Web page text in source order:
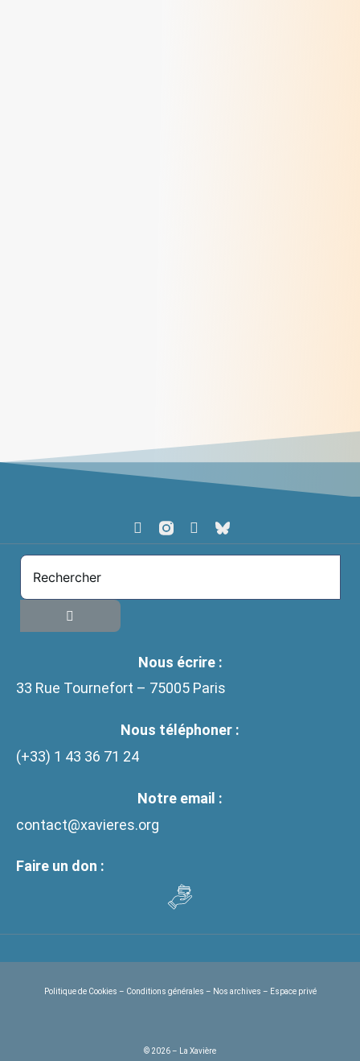
Nous écrire :
33 Rue Tournefort – 75005 Paris
Nous téléphoner :
(+33) 1 43 36 71 24
Notre email :
contact@xavieres.org
Faire un don :
Politique de Cookies – Conditions générales – Nos archives – Espace privé
© 2026 – La Xavière